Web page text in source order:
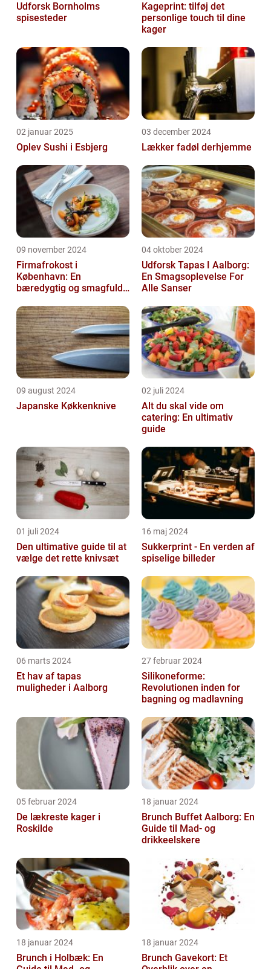
Udforsk Bornholms
spisesteder
Kageprint: tilføj det
personlige touch til dine
kager
02 januar 2025
Oplev Sushi i Esbjerg
03 december 2024
Lækker fadøl derhjemme
09 november 2024
Firmafrokost i
København: En
bæredygtig og smagfuld
04 oktober 2024
Udforsk Tapas I Aalborg:
En Smagsoplevelse For
Alle Sanser
09 august 2024
Japanske Køkkenknive
02 juli 2024
Alt du skal vide om
catering: En ultimativ
guide
01 juli 2024
Den ultimative guide til at
vælge det rette knivsæt
16 maj 2024
Sukkerprint - En verden af
spiselige billeder
06 marts 2024
Et hav af tapas
muligheder i Aalborg
27 februar 2024
Silikoneforme:
Revolutionen inden for
bagning og madlavning
05 februar 2024
De lækreste kager i
Roskilde
18 januar 2024
Brunch Buffet Aalborg: En
Guide til Mad- og
drikkeelskere
18 januar 2024
Brunch i Holbæk: En
18 januar 2024
Brunch Gavekort: Et